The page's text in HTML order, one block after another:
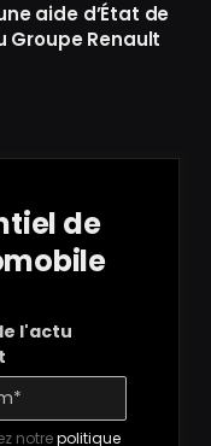
aide d’État de
Groupe Renault
de
l'actu
notrepolitique